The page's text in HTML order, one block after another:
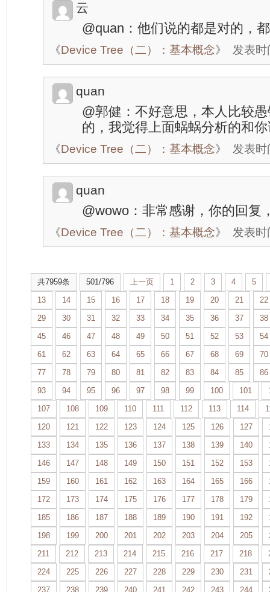
云
@quan：他们说的都是对的，
《Device Tree（二）：基本概念》 发表
quan
@郭健：不好意思，本人比较
的，我觉得上面蜗蜗分析的和
《Device Tree（二）：基本概念》 发表
quan
@wowo：非常感谢，你的回复
《Device Tree（二）：基本概念》 发表
共7959条 501/796 上一页 1 2 3 4
5
13
14 15 16 17 18 19 20 21
22
29
30 31 32 33 34 35 36 37
38
45
46 47 48 49 50 51 52 53
54
61
62 63 64 65 66 67 68 69
70
77
78 79 80 81 82 83 84 85
86
93
94 95 96 97 98 99 100 101
107
108 109 110 111 112 113 114
120
121 122 123 124 125 126 127
133
134 135 136 137 138 139 140
146
147 148 149 150 151 152 153
159
160 161 162 163 164 165 166
172
173 174 175 176 177 178 179
185
186 187 188 189 190 191 192
198
199 200 201 202 203 204 205
211
212 213 214 215 216 217 218
224
225 226 227 228 229 230 231
237
238 239 240 241 242 243 244